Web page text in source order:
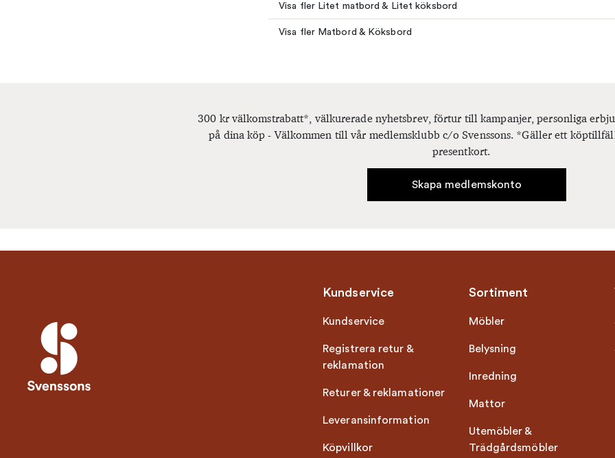
Visa fler Litet matbord & Litet köksbord
Visa fler Matbord & Köksbord
300 kr välkomstrabatt*, välkurerade nyhetsbrev, förtur till kampanjer, personliga
på dina köp - Välkommen till vår medlemsklubb c/o Svenssons. *Gäller ett
presentkort.
Skapa medlemskonto
Kundservice
Kundservice
Registrera retur &
reklamation
Returer & reklamationer
Leveransinformation
Köpvillkor
Sortiment
Möbler
Belysning
Inredning
Mattor
Utemöbler &
Trädgårdsmöbler